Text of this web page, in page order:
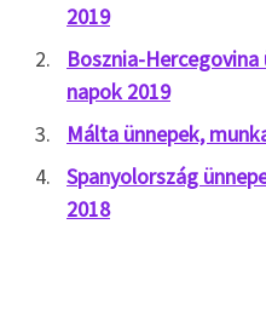
2019
Bosznia-
napok 2019
Málta ünnepek,
Spanyolország
2018